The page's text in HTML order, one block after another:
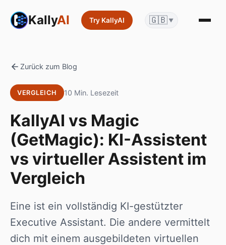
KallyAI Try KallyAI 🇬🇧 ▼
Zurück zum Blog
VERGLEICH 10 Min. Lesezeit
KallyAI vs Magic
(GetMagic): KI-Assistent
vs virtueller Assistent im
Vergleich
Eine ist ein vollständig KI-gestützter
Executive Assistant. Die andere vermittelt
dich mit einem ausgebildeten virtuellen